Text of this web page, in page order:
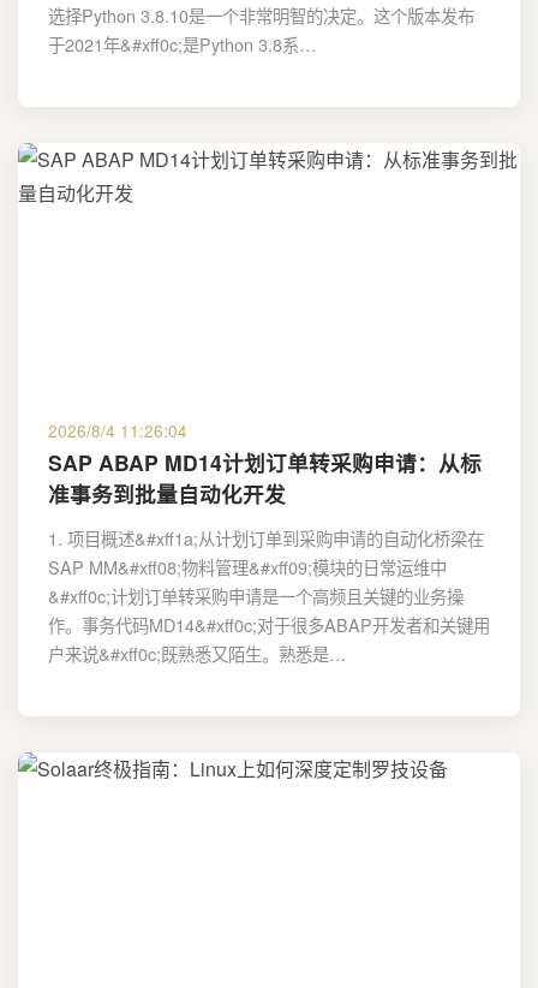
选择Python 3.8.10是一个非常明智的决定。这个版本发布
于2021年&#xff0c;是Python 3.8系…
2026/8/4 11:26:04
SAP ABAP MD14计划订单转采购申请：从标
准事务到批量自动化开发
1. 项目概述&#xff1a;从计划订单到采购申请的自动化桥梁在
SAP MM&#xff08;物料管理&#xff09;模块的日常运维中
&#xff0c;计划订单转采购申请是一个高频且关键的业务操
作。事务代码MD14&#xff0c;对于很多ABAP开发者和关键用
户来说&#xff0c;既熟悉又陌生。熟悉是…